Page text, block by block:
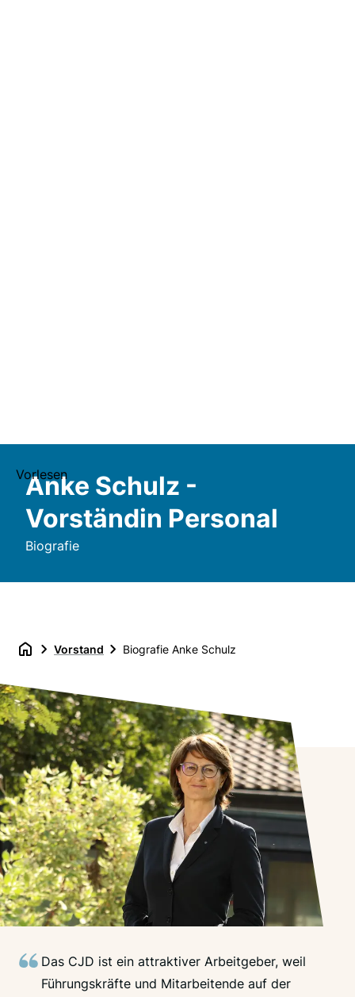
Vorlesen
Anke Schulz -
Vorständin Personal
Biografie
Vorstand Biografie Anke Schulz
Das CJD ist ein attraktiver Arbeitgeber, weil
Führungskräfte und Mitarbeitende auf der